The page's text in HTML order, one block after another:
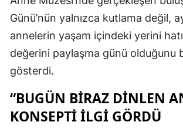
Günü’nün yalnızca kutlama değil,
annelerin yaşam içindeki yerini
değerini paylaşma günü olduğunu
gösterdi.
“BUGÜN BIRAZ DINLEN
KONSEPTI ILGI GÖRDÜ